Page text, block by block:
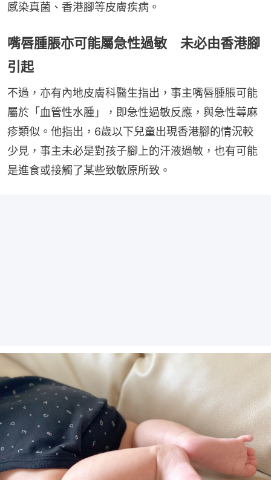
感染真菌、香港腳等皮膚疾病。
嘴唇腫脹亦可能屬急性過敏 未必由香港腳
引起
不過，亦有內地皮膚科醫生指出，事主嘴唇腫脹可能
屬於「血管性水腫」，即急性過敏反應，與急性蕁麻
疹類似。他指出，6歲以下兒童出現香港腳的情況較
少見，事主未必是對孩子腳上的汗液過敏，也有可能
是進食或接觸了某些致敏原所致。